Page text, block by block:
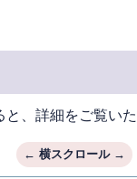
、詳細をご覧いた